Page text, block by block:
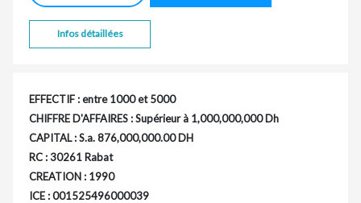
Infos détaillées
EFFECTIF : entre 1000 et 5000
CHIFFRE D'AFFAIRES : Supérieur à 1,000,000,000 Dh
CAPITAL : S.a. 876,000,000.00 DH
RC : 30261 Rabat
CREATION : 1990
ICE : 001525496000039